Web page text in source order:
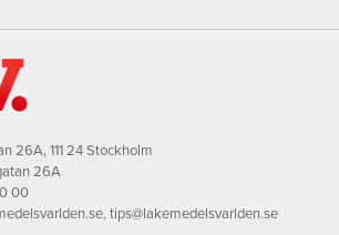
26A, 111 24 Stockholm
26A
00
,tips@lakemedelsvarlden.se